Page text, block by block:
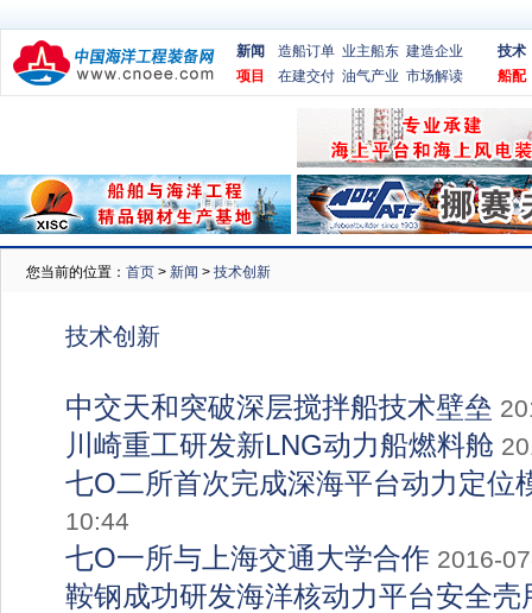
新闻 造船订单 业主船东 建造企业
项目
在建交付 油气产业 市场解读
技术
船配
您当前的位置： 首页 > 新闻 > 技术创新
技术创新
中交天和突破深层搅拌船技术壁垒
川崎重工研发新LNG动力船燃料舱
七O二所首次完成深海平台动力定位
10:44
七O一所与上海交通大学合作 2016-
鞍钢成功研发海洋核动力平台安全壳